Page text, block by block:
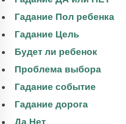
Гадание Пол ребенка
Гадание Цель
Будет ли ребенок
Проблема выбора
Гадание событие
Гадание дорога
Да Нет